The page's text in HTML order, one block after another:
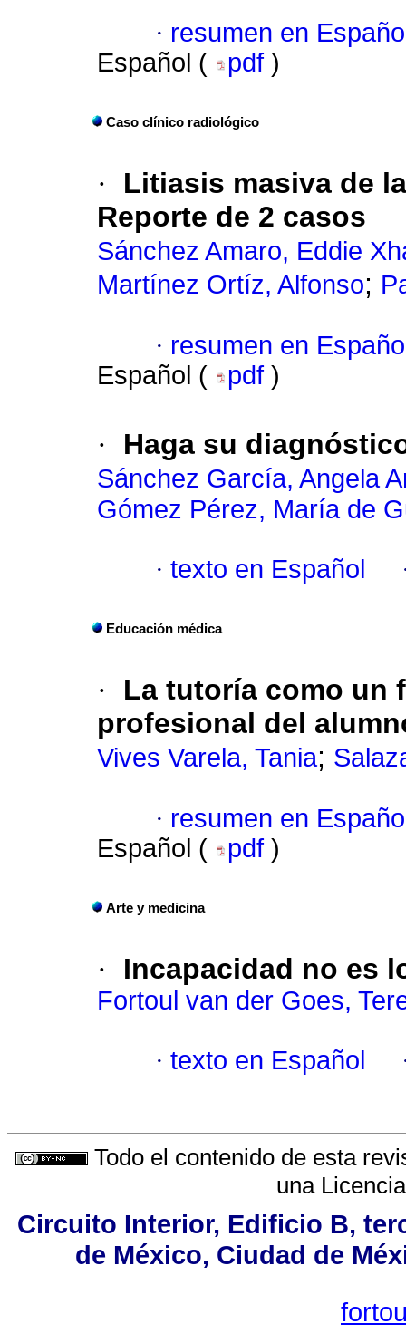
· resumen en
Español (
pdf )
Caso clínico radiológico
·
Litiasis masiva de
Reporte de 2 casos
Sánchez Amaro, Eddie
Martínez Ortíz, Alfonso;
· resumen en
Español (
pdf )
· Haga su
Sánchez García, Angela
Gómez Pérez, María de
· texto en Español
Educación médica
·
La tutoría como un
profesional del
Vives Varela, Tania;
· resumen en
Español (
pdf )
Arte y medicina
· Incapacidad no es
Fortoul van der Goes,
· texto en Español
Todo el contenido de esta
una
Circuito Interior, Edificio B,
de México, Ciudad de